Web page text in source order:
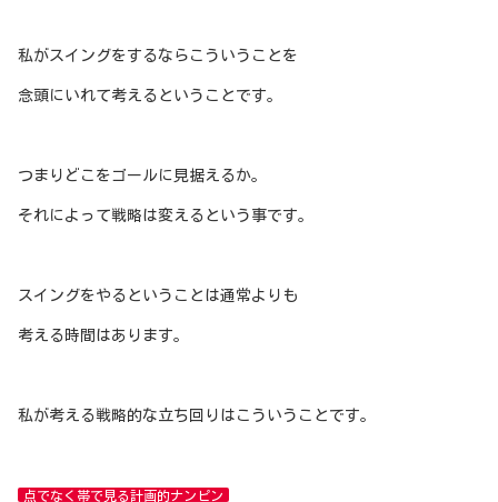
私がスイングをするならこういうことを
念頭にいれて考えるということです。
つまりどこをゴールに見据えるか。
それによって戦略は変えるという事です。
スイングをやるということは通常よりも
考える時間はあります。
私が考える戦略的な立ち回りはこういうことです。
点でなく帯で見る計画的ナンピン